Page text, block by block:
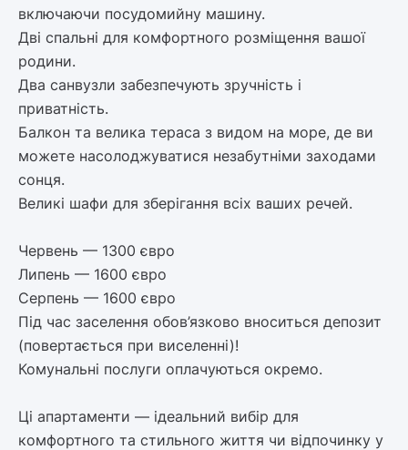
включаючи посудомийну машину.
Дві спальні для комфортного розміщення вашої
родини.
Два санвузли забезпечують зручність і
приватність.
Балкон та велика тераса з видом на море, де ви
можете насолоджуватися незабутніми заходами
сонця.
Великі шафи для зберігання всіх ваших речей.
Червень — 1300 євро
Липень — 1600 євро
Серпень — 1600 євро
Під час заселення обов’язково вноситься депозит
(повертається при виселенні)!
Комунальні послуги оплачуються окремо.
Ці апартаменти — ідеальний вибір для
комфортного та стильного життя чи відпочинку у